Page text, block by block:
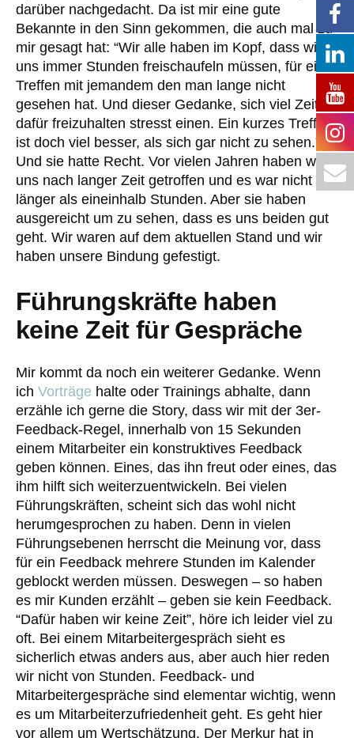
darüber nachgedacht. Da ist mir eine gute
Bekannte in den Sinn gekommen, die auch mal zu
mir gesagt hat: “Wir alle haben im Kopf, dass wir
uns immer Stunden freischaufeln müssen, für ein
Treffen mit jemandem den man lange nicht
gesehen hat. Und dieser Gedanke, sich viel Zeit
dafür freizuhalten stresst einen. Ein kurzes Treffen
ist doch viel besser, als sich gar nicht zu sehen.”
Und sie hatte Recht. Vor vielen Jahren haben wir
uns nach langer Zeit getroffen und es war nicht
länger als eineinhalb Stunden. Aber sie haben
ausgereicht um zu sehen, dass es uns beiden gut
geht. Wir waren auf dem aktuellen Stand und wir
haben unsere Bindung gefestigt.
Führungskräfte haben
keine Zeit für Gespräche
Mir kommt da noch ein weiterer Gedanke. Wenn
ich Vorträge halte oder Trainings abhalte, dann
erzähle ich gerne die Story, dass wir mit der 3er-
Feedback-Regel, innerhalb von 15 Sekunden
einem Mitarbeiter ein konstruktives Feedback
geben können. Eines, das ihn freut oder eines, das
ihm hilft sich weiterzuentwickeln. Bei vielen
Führungskräften, scheint sich das wohl nicht
herumgesprochen zu haben. Denn in vielen
Führungsebenen herrscht die Meinung vor, dass
für ein Feedback mehrere Stunden im Kalender
geblockt werden müssen. Deswegen – so haben
es mir Kunden erzählt – geben sie kein Feedback.
“Dafür haben wir keine Zeit”, höre ich leider viel zu
oft. Bei einem Mitarbeitergespräch sieht es
sicherlich etwas anders aus, aber auch hier reden
wir nicht von Stunden. Feedback- und
Mitarbeitergespräche sind elementar wichtig, wenn
es um Mitarbeiterzufriedenheit geht. Es geht hier
vor allem um Wertschätzung. Der Merkur hat in